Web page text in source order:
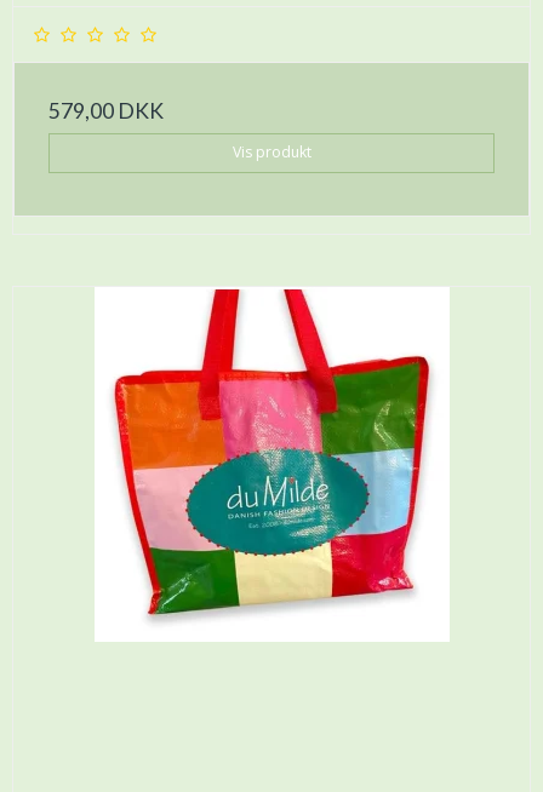
579,00 DKK
Vis produkt